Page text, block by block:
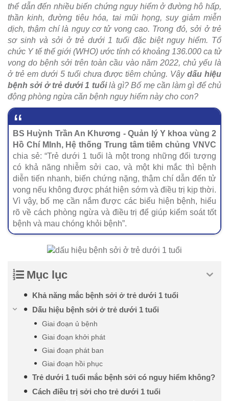
thể dẫn đến nhiều biến chứng nguy hiểm ở đường hô hấp,
thần kinh, đường tiêu hóa, tai mũi họng, suy giảm miễn
dịch, thậm chí là nguy cơ tử vong cao. Trong đó, sởi ở trẻ
sơ sinh và sởi ở trẻ dưới 1 tuổi đặc biệt nguy hiểm. Tổ
chức Y tế thế giới (WHO) ước tính có khoảng 136.000 ca tử
vong do bệnh sởi trên toàn cầu vào năm 2022, chủ yếu là
ở trẻ em dưới 5 tuổi chưa được tiêm chủng. Vậydấu hiệu
bệnh sởi ở trẻ dưới 1 tuổilà gì? Bố mẹ cần làm gì để chủ
động phòng ngừa căn bệnh nguy hiểm này cho con?
BS Huỳnh Trần An Khương - Quản lý Y khoa vùng 2
Hồ Chí MInh, Hệ thống Trung tâm tiêm chủng VNVC
chia sẻ: “Trẻ dưới 1 tuổi là một trong những đối tượng
có khả năng nhiễm sởi cao, và một khi mắc thì bệnh
diễn tiến nhanh, biến chứng nặng, thậm chí dẫn đến tử
vong nếu không được phát hiện sớm và điều trị kịp thời.
Vì vậy, bố mẹ cần nắm được các biểu hiện bệnh, hiểu
rõ về cách phòng ngừa và điều trị để giúp kiểm soát tốt
bệnh và mau chóng khỏi bệnh”.
Mục lục
Khả năng mắc bệnh sởi ở trẻ dưới 1 tuổi
Dấu hiệu bệnh sởi ở trẻ dưới 1 tuổi
Giai đoạn ủ bệnh
Giai đoạn khởi phát
Giai đoạn phát ban
Giai đoạn hồi phục
Trẻ dưới 1 tuổi mắc bệnh sởi có nguy hiểm không?
Cách điều trị sởi cho trẻ dưới 1 tuổi